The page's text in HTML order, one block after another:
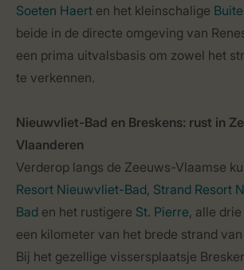
Soeten Haert en het kleinschalige
beide in de directe omgeving van
een prima uitvalsbasis om zowel het
te verkennen.
Nieuwvliet-Bad en Breskens: rust in
Vlaanderen
Verderop langs de Zeeuws-Vlaamse
Resort Nieuwvliet-Bad, Strand Resort
Bad en het rustigere St. Pierre, alle
een kilometer van het brede strand van
Bij het gezellige vissersplaatsje